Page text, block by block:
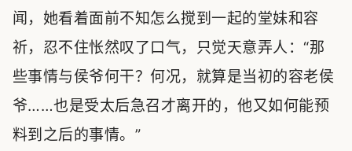
闻，她看着面前不知怎么搅到一起的堂妹和容
祈，忍不住怅然叹了口气，只觉天意弄人：“那
些事情与侯爷何干？何况，就算是当初的容老侯
爷……也是受太后急召才离开的，他又如何能预
料到之后的事情。”